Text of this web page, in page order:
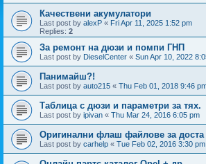
Качествени акумулатори
Last post by alexP « Fri Apr 11, 2025 1:52 pm
Replies: 2
За ремонт на дюзи и помпи ГНП
Last post by DieselCenter « Sun Apr 10, 2022
Панимайш?!
Last post by auto215 « Thu Feb 01, 2018 9:46
Таблица с дюзи и параметри за тях.
Last post by ipivan « Thu Mar 24, 2016 6:05 pm
Оригинални флаш файлове за доста
Last post by carhelp « Tue Feb 02, 2016 3:30 pm